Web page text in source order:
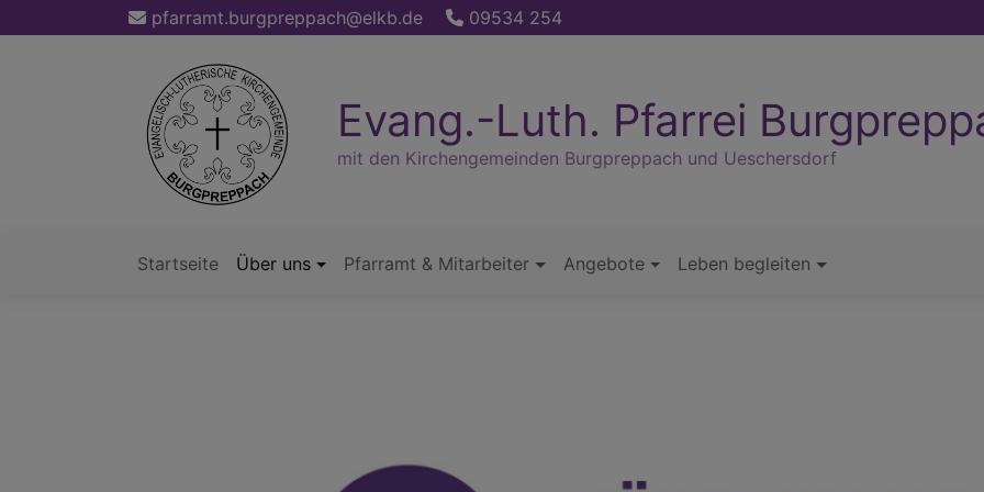
zum
pfarramt.burgpreppach@elkb.de 09534 254
Evang.-Luth. Pfarrei
mit den Kirchengemeinden Burgpreppach und Ueschersdorf
Hauptnavigation
Startseite Über uns Pfarramt & Mitarbeiter Angebote Leben begleiten